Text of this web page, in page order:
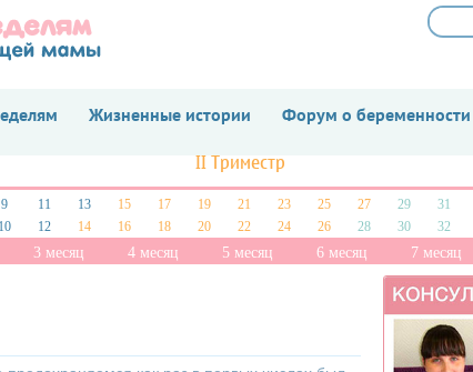
Жизненные истории Форум о беременности
II Триместр
9 11 13 15 17 19 21 23 25 27 29 31
10 12 14 16 18 20 22 24 26 28 30 32
3 месяц 4 месяц 5 месяц 6 месяц 7 месяц